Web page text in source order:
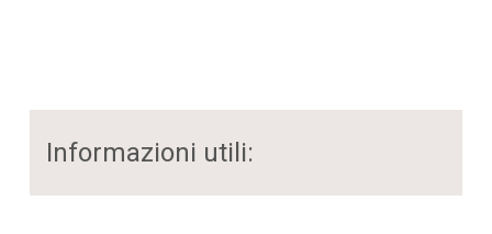
Informazioni utili: